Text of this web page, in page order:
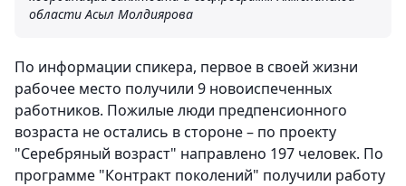
области Асыл Молдиярова
По информации спикера, первое в своей жизни
рабочее место получили 9 новоиспеченных
работников. Пожилые люди предпенсионного
возраста не остались в стороне – по проекту
"Серебряный возраст" направлено 197 человек. По
программе "Контракт поколений" получили работу